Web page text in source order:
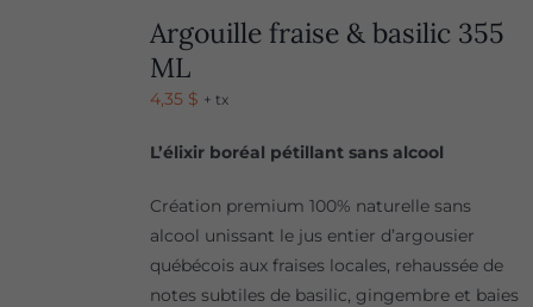
Argouille fraise & basilic 355
ML
4,35 $ + tx
L’élixir boréal pétillant sans alcool
Création premium 100% naturelle sans
alcool unissant le jus entier d’argousier
québécois aux fraises locales, rehaussée de
notes subtiles de basilic, gingembre et baies